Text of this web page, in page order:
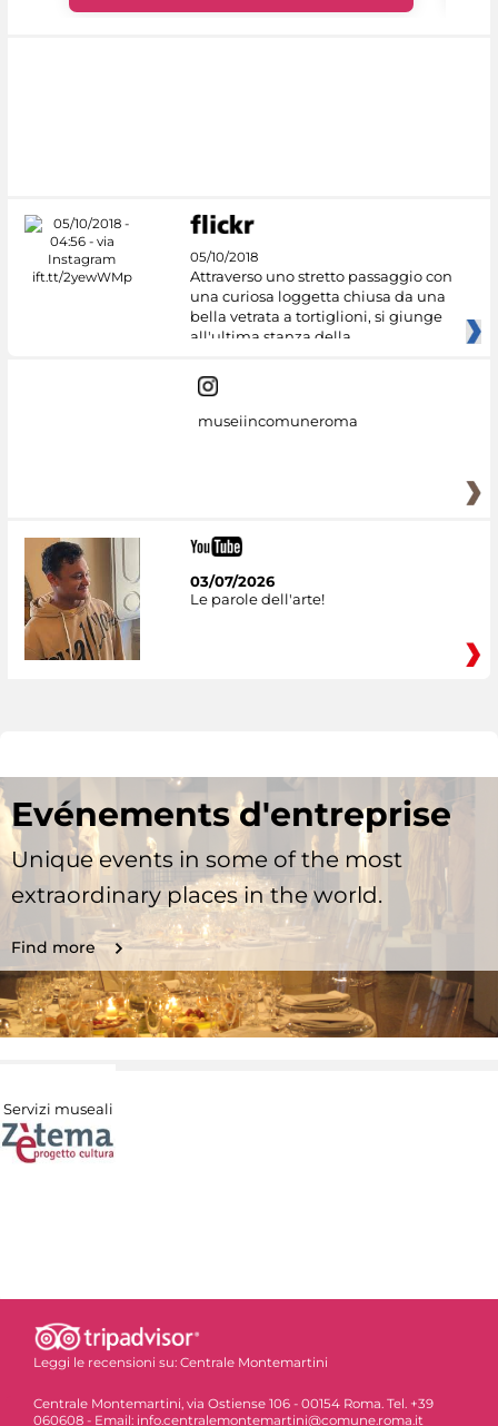
05/10/2018
Attraverso uno stretto passaggio con
una curiosa loggetta chiusa da una
bella vetrata a tortiglioni, si giunge
all'ultima stanza della
museiincomuneroma
03/07/2026
Le parole dell'arte!
Evénements d'entreprise
Unique events in some of the most
extraordinary places in the world.
Find more
Servizi museali
Leggi le recensioni su: Centrale Montemartini
Centrale Montemartini, via Ostiense 106 - 00154 Roma. Tel. +39
060608 - Email: info.centralemontemartini@comune.roma.it